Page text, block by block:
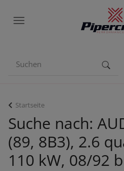
Startseite
Suche nach:
(89, 8B3), 2.6
110 kW, 08/92